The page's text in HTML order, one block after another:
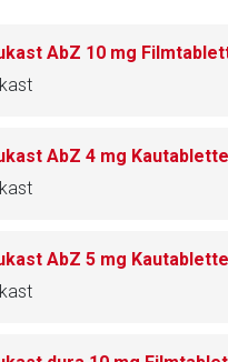
AbZ 10 mg
AbZ 4 mg
AbZ 5 mg